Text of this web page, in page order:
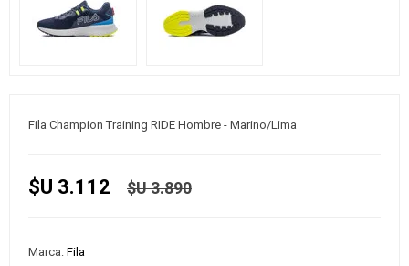
Fila Champion Training RIDE Hombre - Marino/Lima
$U 3.112 $U 3.890
Marca: Fila